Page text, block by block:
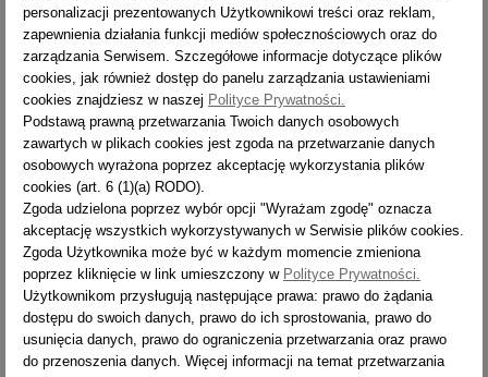
personalizacji prezentowanych Użytkownikowi treści oraz reklam,
zapewnienia działania funkcji mediów społecznościowych oraz do
zarządzania Serwisem. Szczegółowe informacje dotyczące plików
cookies, jak również dostęp do panelu zarządzania ustawieniami
cookies znajdziesz w naszej Polityce Prywatności.
Podstawą prawną przetwarzania Twoich danych osobowych
zawartych w plikach cookies jest zgoda na przetwarzanie danych
osobowych wyrażona poprzez akceptację wykorzystania plików
cookies (art. 6 (1)(a) RODO).
Zgoda udzielona poprzez wybór opcji "Wyrażam zgodę" oznacza
akceptację wszystkich wykorzystywanych w Serwisie plików cookies.
Zgoda Użytkownika może być w każdym momencie zmieniona
poprzez kliknięcie w link umieszczony w Polityce Prywatności.
Użytkownikom przysługują następujące prawa: prawo do żądania
dostępu do swoich danych, prawo do ich sprostowania, prawo do
usunięcia danych, prawo do ograniczenia przetwarzania oraz prawo
do przenoszenia danych. Więcej informacji na temat przetwarzania